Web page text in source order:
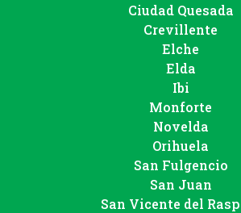
Ciudad Quesada
Crevillente
Elche
Elda
Ibi
Monforte
Novelda
Orihuela
San Fulgencio
San Juan
San Vicente del